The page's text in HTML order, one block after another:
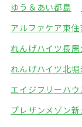
ゆう＆あい都島
アルファケア東
れんげハイツ長居
れんげハイツ北堀
エイジフリーハ
プレザンメゾン